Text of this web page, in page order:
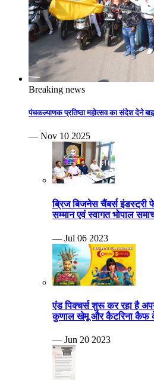
Breaking news
पंचकल्याणक प्रतिष्ठा महोत्सव का संदेश देने
— Nov 10 2025
ब्रिज बिजनेस चैंबर्स इंडस्ट्री
सम्मान एवं स्वागत भोपाल
— Jul 06 2023
एंड पिक्चर्स शुरू कर रहा है
कुणाल खेमू और कैटरिना कैफ
— Jun 20 2023